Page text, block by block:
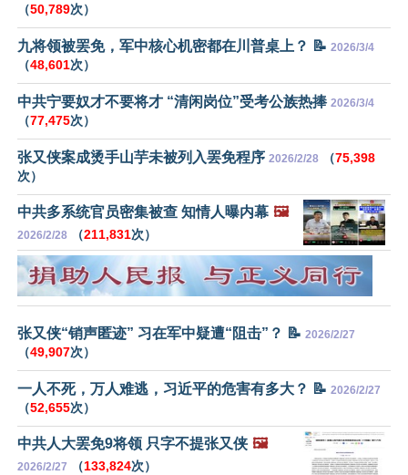
（50,789次）
九将领被罢免，军中核心机密都在川普桌上？ 📝 2026/3/4
（48,601次）
中共宁要奴才不要将才 “清闲岗位”受考公族热捧 2026/3/4
（77,475次）
张又侠案成烫手山芋未被列入罢免程序 2026/2/28 （75,398
次）
中共多系统官员密集被查 知情人曝内幕 🖼️
2026/2/28 （211,831次）
张又侠“销声匿迹” 习在军中疑遭“阻击”？ 📝 2026/2/27
（49,907次）
一人不死，万人难逃，习近平的危害有多大？ 📝 2026/2/27
（52,655次）
中共人大罢免9将领 只字不提张又侠 🖼️
2026/2/27 （133,824次）